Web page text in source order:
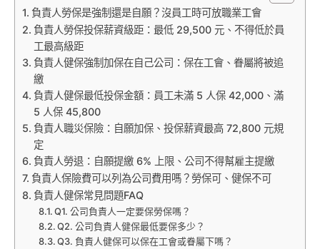
負責人勞保是強制還是自願？沒員工時可放職業工會
負責人勞保投保薪資級距：最低 29,500 元、不得低於員
工最高級距
負責人健保強制加保在自己公司：保在工會、眷屬將被追
繳
負責人健保最低投保金額：員工未滿 5 人保 42,000、滿
5 人保 45,800
負責人職災保險：自願加保、投保薪資最高 72,800 元規
定
負責人勞退：自願提繳 6% 上限、公司不得幫雇主提繳
負責人保險費可以列為公司費用嗎？勞保可、健保不可
負責人健保常見問題FAQ
Q1. 公司負責人一定要保勞保嗎？
Q2. 公司負責人健保最低要保多少？
Q3. 負責人健保可以保在工會或眷屬下嗎？